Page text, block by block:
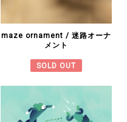
maze ornament / 迷路オーナ
メント
SOLD OUT